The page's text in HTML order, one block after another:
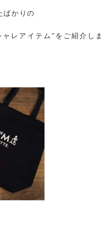
ばかりの
レアイテム”をご紹介しま